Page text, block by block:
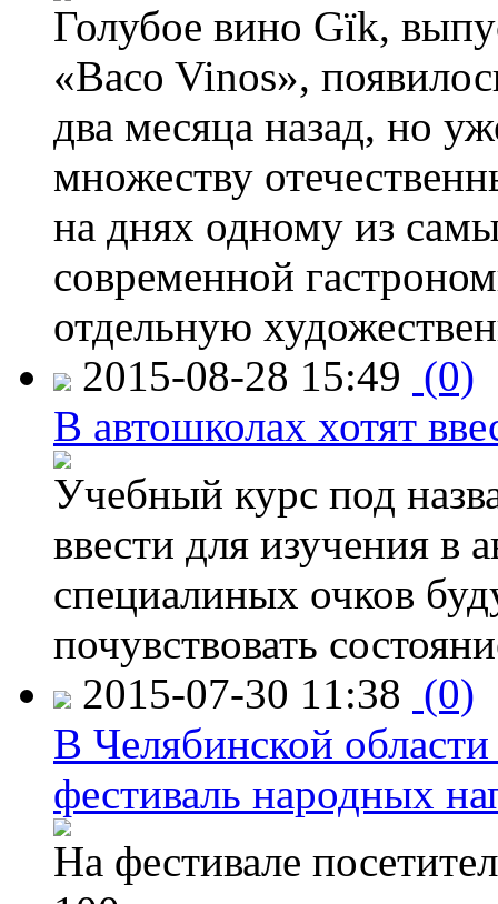
Голубое вино Gïk,
«Baco Vinos»,
два месяца назад, но
множеству
на днях одному из
современной
отдельную
2015-08-28 15:49 (0)
В автошколах хотят
Учебный курс под
ввести для изучения
специалиных очков
почувствовать
2015-07-30 11:38 (0)
В Челябинской
фестиваль народных
На фестивале